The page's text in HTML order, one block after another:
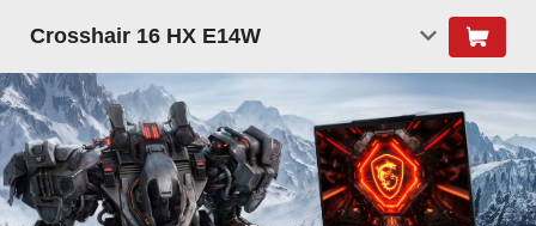
Crosshair 16 HX E14W